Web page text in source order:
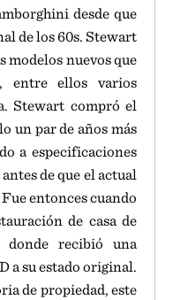
desde que
de los 60s. Stewart
modelos nuevos que
entre ellos varios
Stewart compró el
un par de años más
a especificaciones
de que el actual
entonces cuando
de casa de
donde recibió una
a su estado original.
de propiedad, este